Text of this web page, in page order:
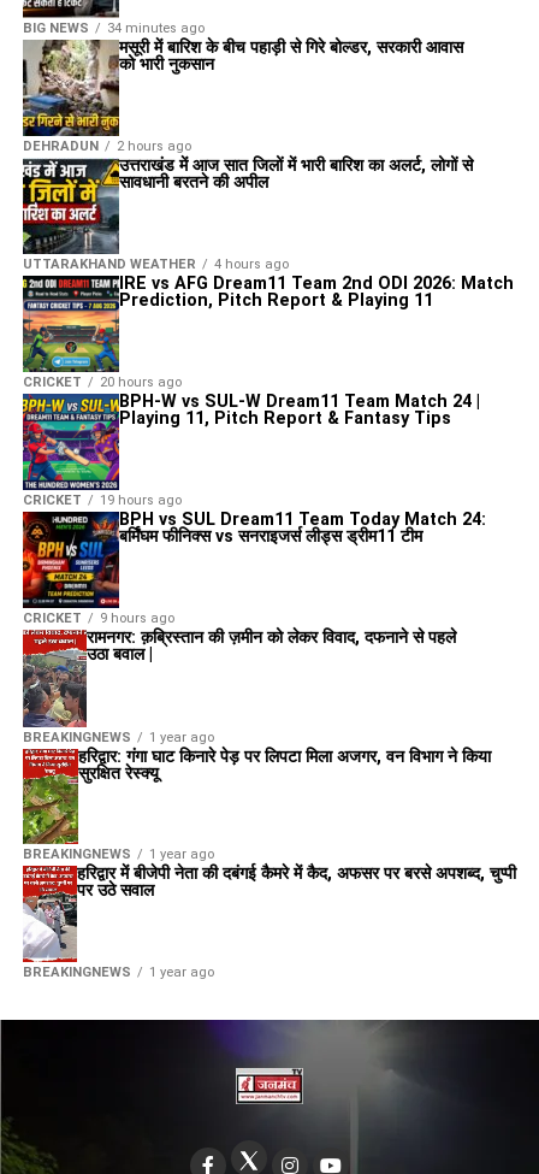
BIG NEWS 34 minutes ago
DEHRADUN 2 hours ago
मसूरी में बारिश के बीच पहाड़ी से गिरे बोल्डर, सरकारी आवास
को भारी नुकसान
UTTARAKHAND WEATHER 4 hours ago
उत्तराखंड में आज सात जिलों में भारी बारिश का अलर्ट, लोगों से
सावधानी बरतने की अपील
CRICKET 20 hours ago
IRE vs AFG Dream11 Team 2nd ODI 2026: Match
Prediction, Pitch Report & Playing 11
CRICKET 19 hours ago
BPH-W vs SUL-W Dream11 Team Match 24 |
Playing 11, Pitch Report & Fantasy Tips
CRICKET 9 hours ago
BPH vs SUL Dream11 Team Today Match 24:
बर्मिंघम फीनिक्स vs सनराइजर्स लीड्स ड्रीम11 टीम
BREAKINGNEWS 1 year ago
रामनगर: क़ब्रिस्तान की ज़मीन को लेकर विवाद, दफनाने से पहले
उठा बवाल |
BREAKINGNEWS 1 year ago
हरिद्वार: गंगा घाट किनारे पेड़ पर लिपटा मिला अजगर, वन विभाग ने किया
सुरक्षित रेस्क्यू
BREAKINGNEWS 1 year ago
हरिद्वार में बीजेपी नेता की दबंगई कैमरे में कैद, अफसर पर बरसे अपशब्द, चुप्पी
पर उठे सवाल